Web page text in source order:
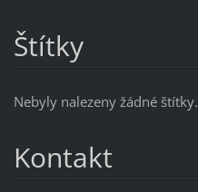
Štítky
Nebyly nalezeny žádné štítky.
Kontakt